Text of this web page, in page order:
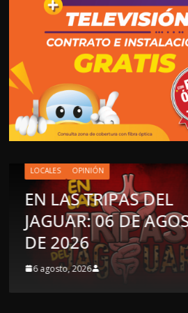
OPINIÓN
LUSTRO PERDIDO
5 agosto, 2026